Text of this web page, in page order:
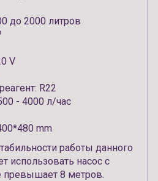
до 2000 литров
V
R22
- 4000 л/час
mm
работы данного
использовать насос с
превышает 8 метров.